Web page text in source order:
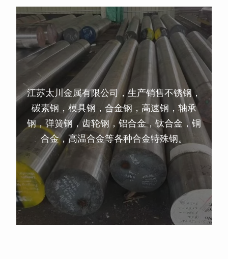
江苏太川金属有限公司，生产销售不锈钢，
碳素钢，模具钢，合金钢，高速钢，轴承
钢，弹簧钢，齿轮钢，铝合金，钛合金，铜
合金，高温合金等各种合金特殊钢。